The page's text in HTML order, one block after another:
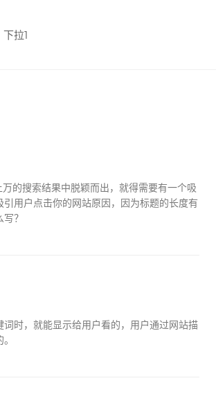
下拉1
的搜索结果中脱颖而出，就得需要有一个吸
用户点击你的网站原因，因为标题的长度有
？
时，就能显示给用户看的，用户通过网站描